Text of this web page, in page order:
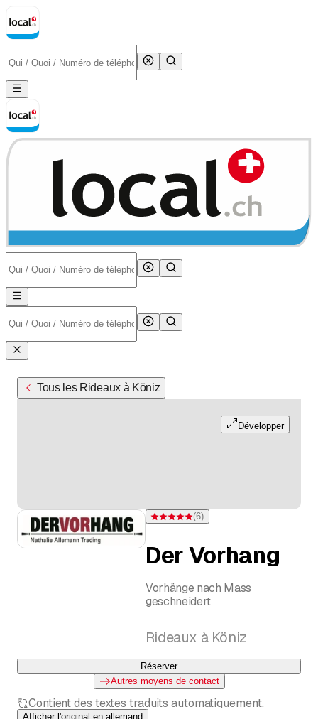
Tous les Rideaux à Köniz
Développer
Note 5 sur 5 étoiles pour 6 évaluations
(6)
Der Vorhang
Vorhänge nach Mass
geschneidert
Rideaux à Köniz
Réserver
Autres moyens de contact
Contient des textes traduits automatiquement.
Afficher l'original en allemand